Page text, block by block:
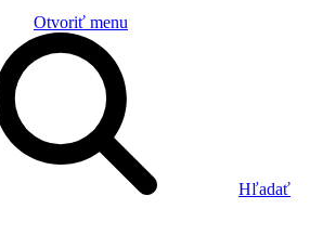
Otvoriť menu
Hľadať